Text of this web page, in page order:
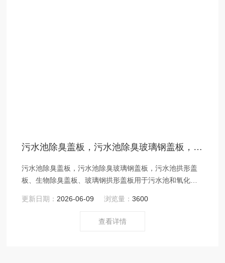
污水池除臭盖板，污水池除臭玻璃钢盖板，污水池拱形盖板
污水池除臭盖板，污水池除臭玻璃钢盖板，污水池拱形盖
板、生物除臭盖板、玻璃钢拱形盖板用于污水池和氧化沟
道引出除臭设备。
更新日期： 2026-06-09 浏览量：3600
查看详情